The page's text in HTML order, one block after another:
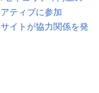
ティブに参加
イトが協力関係を発